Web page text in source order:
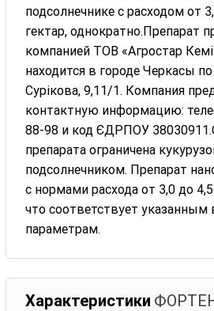
подсолнечнике с расходом от
гектар, однократно.Препарат
компанией ТОВ «Агростар
находится в городе Черкасы
Сурікова, 9,11/1. Компания
контактную информацию:
88-98 и код ЄДРПОУ
препарата ограничена
подсолнечником. Препарат
с нормами расхода от 3,0 до
что соответствует указанным
параметрам.
Характеристики